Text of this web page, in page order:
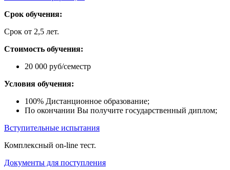
Срок обучения:
Срок от 2,5 лет.
Стоимость обучения:
20 000 руб/семестр
Условия обучения:
100% Дистанционное образование;
По окончании Вы получите государственный диплом;
Вступительные испытания
Комплексный on-line тест.
Документы для поступления